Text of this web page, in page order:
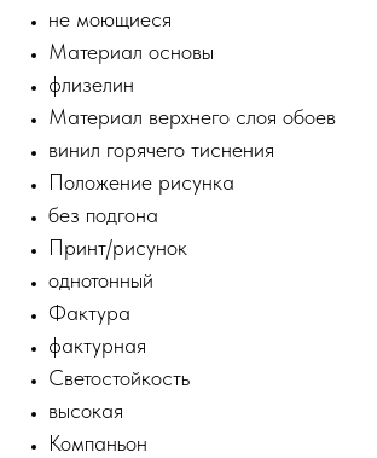
не моющиеся
Материал основы
флизелин
Материал верхнего слоя обоев
винил горячего тиснения
Положение рисунка
без подгона
Принт/рисунок
однотонный
Фактура
фактурная
Светостойкость
высокая
Компаньон